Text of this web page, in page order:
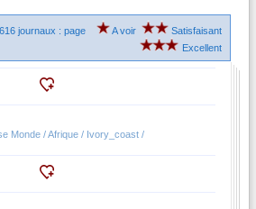
journaux : page
A voir
Satisfaisant
Excellent
Monde / Afrique / Ivory_coast /